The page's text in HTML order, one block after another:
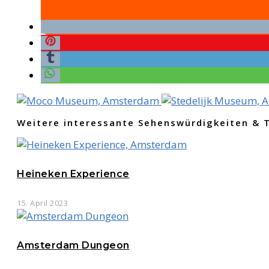
Weitere interessante Sehenswürdigkeiten &
Heineken Experience
15. April 2023
Amsterdam Dungeon